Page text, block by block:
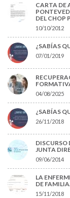
CARTA DE
DEL CHOP
10/10/2012
¿SABÍAS
07/01/2019
04/08/2025
¿SABÍAS
26/11/2018
DISCURSO
JUNTA
09/06/2014
LA
DE
15/11/2018